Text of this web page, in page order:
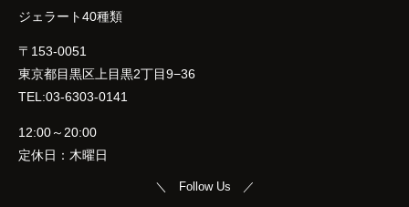
ジェラート40種類
〒153-0051
東京都目黒区上目黒2丁目9−36
TEL:03-6303-0141
12:00～20:00
定休日：木曜日
＼ Follow Us ／